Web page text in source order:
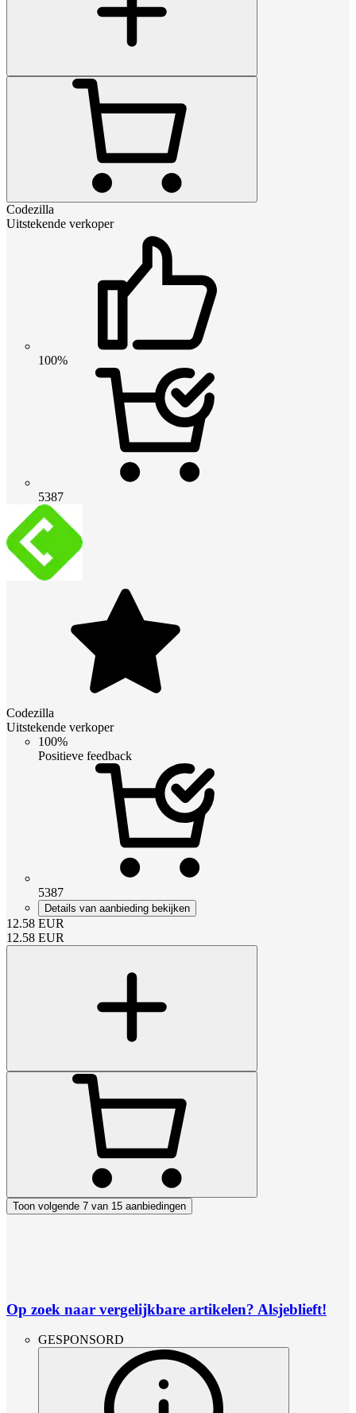
Codezilla
Uitstekende verkoper
100%
5387
Codezilla
Uitstekende verkoper
100%
Positieve feedback
5387
Details van aanbieding bekijken
12.58 EUR
12.58 EUR
Toon volgende 7 van 15 aanbiedingen
Op zoek naar vergelijkbare artikelen? Alsjeblieft!
GESPONSORD